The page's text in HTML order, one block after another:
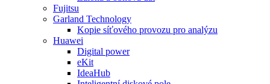
Fujitsu
Garland Technology
Kopie síťového provozu pro analýzu
Huawei
Digital power
eKit
IdeaHub